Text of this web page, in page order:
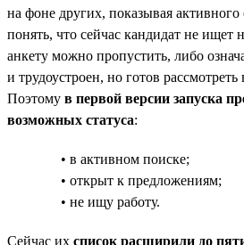
на фоне других, показывая активного
понять, что сейчас кандидат не ищет
анкету можно пропустить, либо
и трудоустроен, но готов
Поэтому в первой версии запуска
возможных статуса:
• в активном поиске;
• открыт к предложениям;
• не ищу работу.
Сейчас их список расширили до